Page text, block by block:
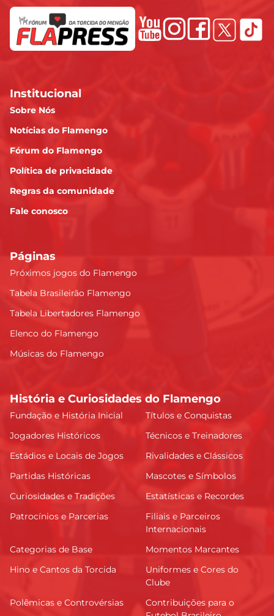
Institucional
Sobre Nós
Notícias do Flamengo
Fórum do Flamengo
Política de privacidade
Regras da comunidade
Fale conosco
Páginas
Próximos jogos do Flamengo
Tabela Brasileirão Flamengo
Tabela Libertadores Flamengo
Elenco do Flamengo
Músicas do Flamengo
História e Curiosidades do Flamengo
Fundação e História Inicial
Títulos e Conquistas
Jogadores Históricos
Técnicos e Treinadores
Estádios e Locais de Jogos
Rivalidades e Clássicos
Partidas Históricas
Mascotes e Símbolos
Curiosidades e Tradições
Estatísticas e Recordes
Patrocínios e Parcerias
Filiais e Parceiros
Internacionais
Categorias de Base
Momentos Marcantes
Hino e Cantos da Torcida
Uniformes e Cores do
Clube
Polêmicas e Controvérsias
Contribuições para o